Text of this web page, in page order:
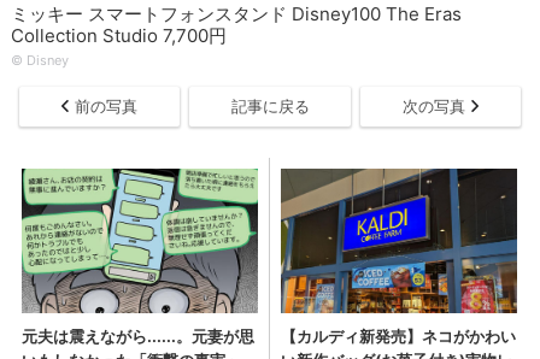
ミッキー スマートフォンスタンド Disney100 The Eras
Collection Studio 7,700円
© ︎Disney
前の写真 記事に戻る 次の写真